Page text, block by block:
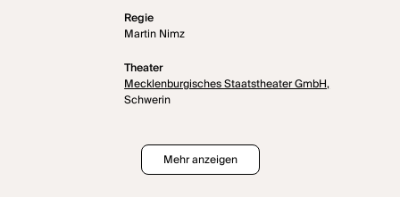
Regie
Martin Nimz
Theater
Mecklenburgisches Staatstheater GmbH,
Schwerin
Mehr anzeigen